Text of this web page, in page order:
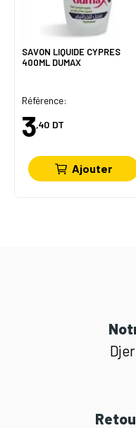
SAVON LIQUIDE CYPRES
400ML DUMAX
Référence:
3,40 DT
Ajouter